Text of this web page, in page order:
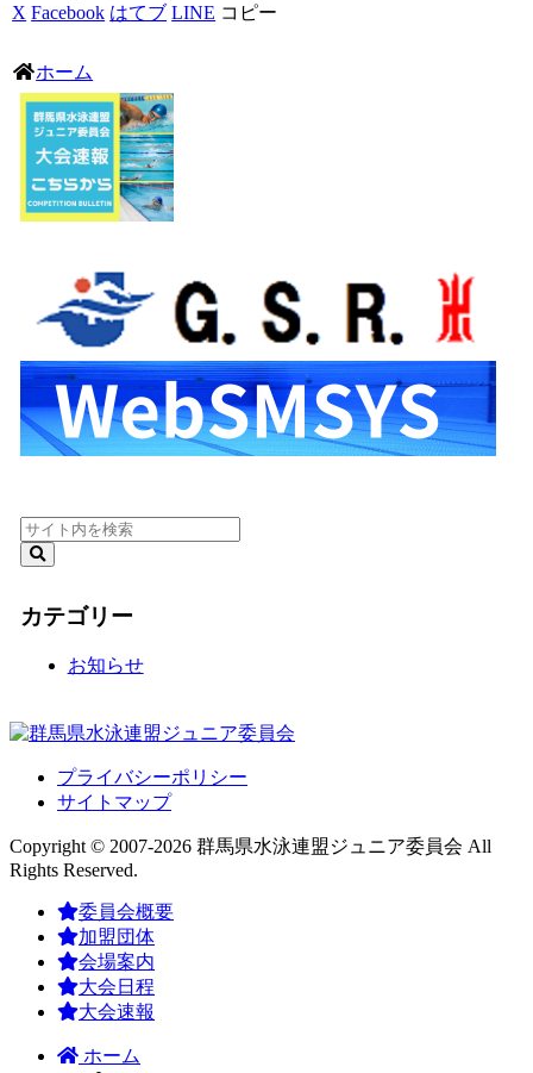
X Facebook はてブ LINE コピー
ホーム
カテゴリー
お知らせ
プライバシーポリシー
サイトマップ
Copyright © 2007-2026 群馬県水泳連盟ジュニア委員会 All
Rights Reserved.
委員会概要
加盟団体
会場案内
大会日程
大会速報
ホーム